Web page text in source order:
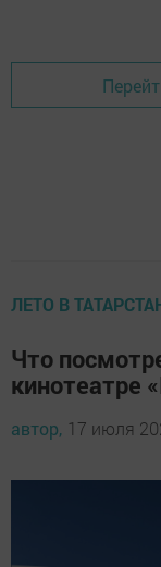
ЛЕТО В
Что
кинотеатре
автор, 17 июля